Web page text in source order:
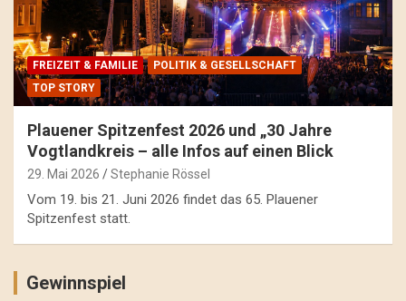
FREIZEIT & FAMILIE
POLITIK & GESELLSCHAFT
TOP STORY
Plauener Spitzenfest 2026 und „30 Jahre
Vogtlandkreis – alle Infos auf einen Blick
29. Mai 2026 Stephanie Rössel
Vom 19. bis 21. Juni 2026 findet das 65. Plauener
Spitzenfest statt.
Gewinnspiel